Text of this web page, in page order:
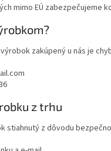
mimo EÚ zabezpečujeme
zakúpený u nás je
z trhu
stiahnutý z dôvodu